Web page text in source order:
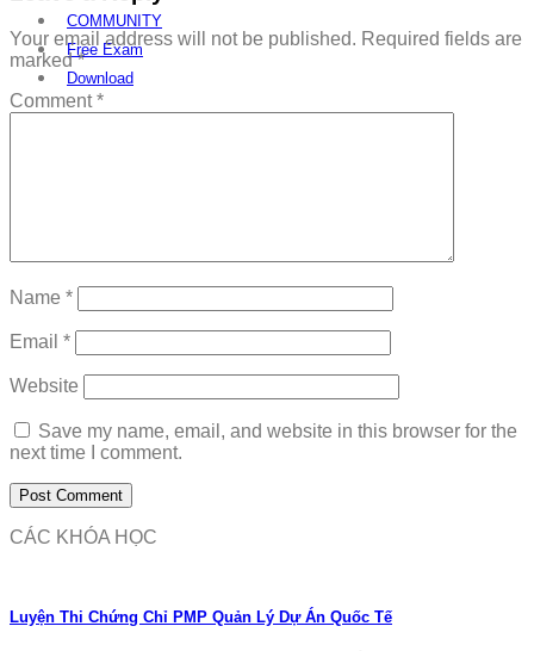
COMMUNITY
Free Exam
Download
Your email address will not be published. Required fields are
marked*
Comment*
Name *
Email *
Website
Save my name, email, and website in this browser for the
next time I comment.
CÁC KHÓA HỌC
Luyện Thi Chứng Chỉ PMP Quản Lý Dự Án Quốc Tế